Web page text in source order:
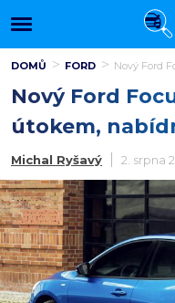
DOMŮ FORD Nový Ford
Nový Ford
útokem,
Michal Ryšavý 2. srpna